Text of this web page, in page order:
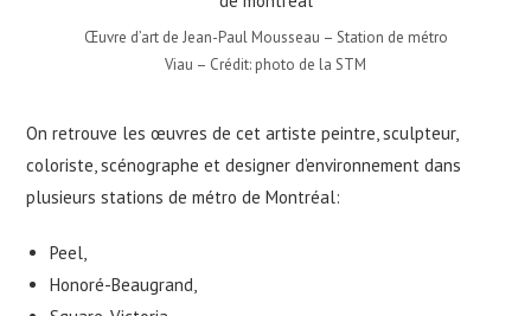
Œuvre d’art de Jean-Paul Mousseau – Station de métro
Viau – Crédit: photo de la STM
On retrouve les œuvres de cet artiste peintre, sculpteur,
coloriste, scénographe et designer d’environnement dans
plusieurs stations de métro de Montréal:
Peel,
Honoré-Beaugrand,